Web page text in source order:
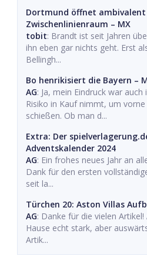
Dortmund öffnet ambivalent
Zwischenlinienraum – MX
tobit: Brandt ist seit Jahren
ihn eben gar nichts geht. Erst
Bellingh...
Bo henrikisiert die Bayern –
AG: Ja, mein Eindruck war
Risiko in Kauf nimmt, um
schießen. Ob man d...
Extra: Der
Adventskalender 2024
AG: Ein frohes neues Jahr an
Dank für den ersten
seit la...
Türchen 20: Aston Villas
AG: Danke für die vielen
Hause echt stark, aber
Artik...